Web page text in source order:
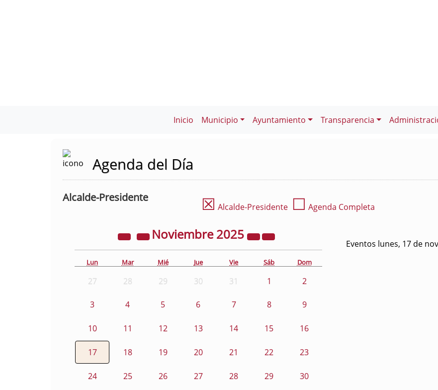
Inicio Municipio Ayuntamiento Transparencia
Agenda del Día
Alcalde-Presidente ☒ Alcalde-Presidente ☐ Agenda Completa
Noviembre2025
Lun Mar Mié Jue Vie Sáb Dom
27 28 29 30 31 1 2
3 4 5 6 7 8 9
10 11 12 13 14 15 16
17 18 19 20 21 22 23
24 25 26 27 28 29 30
Eventos lunes, 17 de